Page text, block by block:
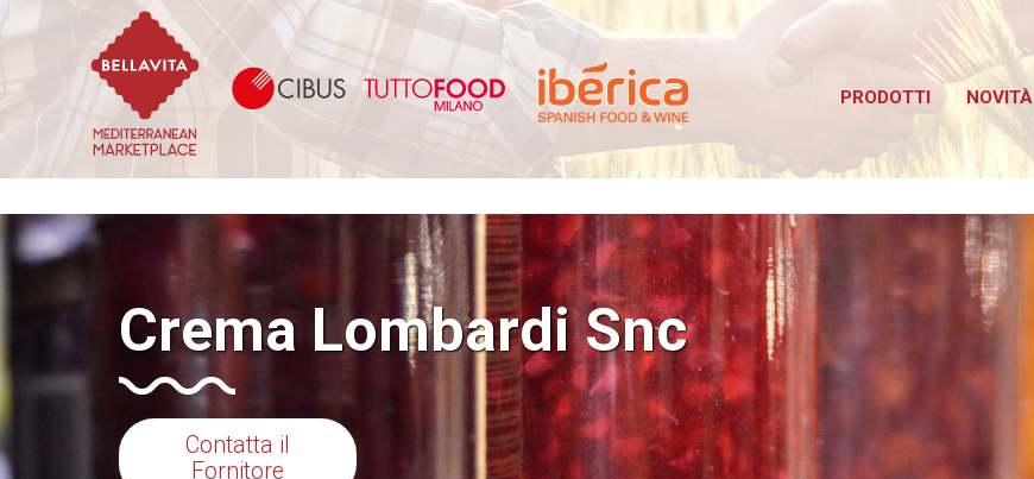
Bellavita Marketplace
Cibus TuttoFood Milano
PRODOTTI NOVITÀ
Crema Lombardi Snc
Contatta il
Fornitore